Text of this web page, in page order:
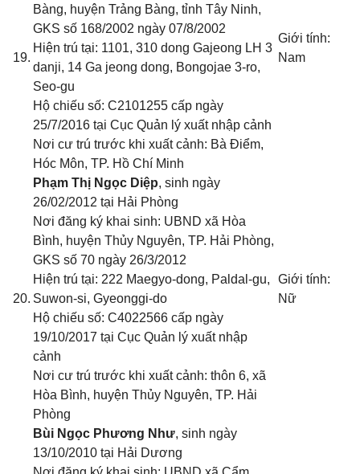
19.
Bàng, huyện Trảng Bàng, tỉnh Tây Ninh,
GKS số 168/2002 ngày 07/8/2002
Hiện trú tại: 1101, 310 dong Gajeong LH 3
danji, 14 Ga jeong dong, Bongojae 3-ro,
Seo-gu
Hộ chiếu số: C2101255 cấp ngày
25/7/2016 tại Cục Quản lý xuất nhập cảnh
Nơi cư trú trước khi xuất cảnh: Bà Điểm,
Hóc Môn, TP. Hồ Chí Minh
Giới tính:
Nam
20.
Phạm Thị Ngọc Diệp, sinh ngày
26/02/2012 tại Hải Phòng
Nơi đăng ký khai sinh: UBND xã Hòa
Bình, huyện Thủy Nguyên, TP. Hải Phòng,
GKS số 70 ngày 26/3/2012
Hiện trú tại: 222 Maegyo-dong, Paldal-gu,
Suwon-si, Gyeonggi-do
Hộ chiếu số: C4022566 cấp ngày
19/10/2017 tại Cục Quản lý xuất nhập
cảnh
Nơi cư trú trước khi xuất cảnh: thôn 6, xã
Hòa Bình, huyện Thủy Nguyên, TP. Hải
Phòng
Giới tính:
Nữ
Bùi Ngọc Phương Như, sinh ngày
13/10/2010 tại Hải Dương